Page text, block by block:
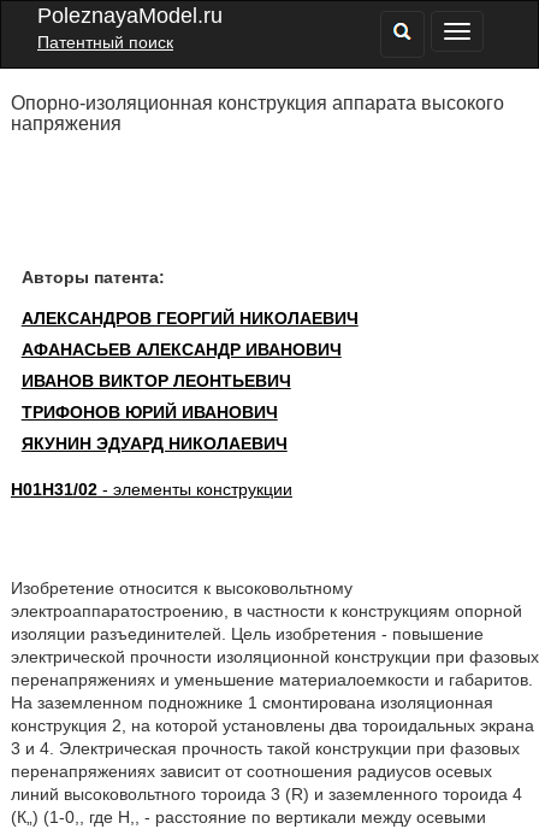
PoleznayaModel.ru
Патентный поиск
Опорно-изоляционная конструкция аппарата высокого
напряжения
Авторы патента:
АЛЕКСАНДРОВ ГЕОРГИЙ НИКОЛАЕВИЧ
АФАНАСЬЕВ АЛЕКСАНДР ИВАНОВИЧ
ИВАНОВ ВИКТОР ЛЕОНТЬЕВИЧ
ТРИФОНОВ ЮРИЙ ИВАНОВИЧ
ЯКУНИН ЭДУАРД НИКОЛАЕВИЧ
H01H31/02- элементы конструкции
Изобретение относится к высоковольтному
электроаппаратостроению, в частности к конструкциям опорной
изоляции разъединителей. Цель изобретения - повышение
электрической прочности изоляционной конструкции при фазовых
перенапряжениях и уменьшение материалоемкости и габаритов.
На заземленном подножнике 1 смонтирована изоляционная
конструкция 2, на которой установлены два тороидальных экрана
3 и 4. Электрическая прочность такой конструкции при фазовых
перенапряжениях зависит от соотношения радиусов осевых
линий высоковольтного тороида 3 (R) и заземленного тороида 4
(К„) (1-0,, где Н,, - расстояние по вертикали между осевыми